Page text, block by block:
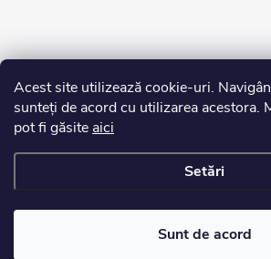
Acest site utilizează cookie-uri.
sunteți de acord cu utilizarea acestora.
pot fi găsite aici
Setări
Sunt de acord
Drepturi de autor 2026Edurko.ro. Toate